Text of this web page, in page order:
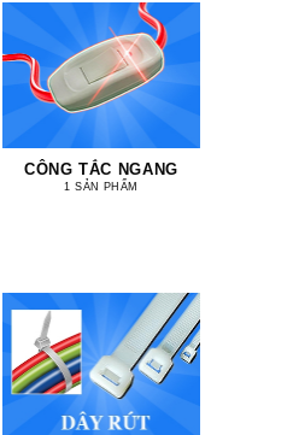
CÔNG TẮC NGANG
1 SẢN PHẨM